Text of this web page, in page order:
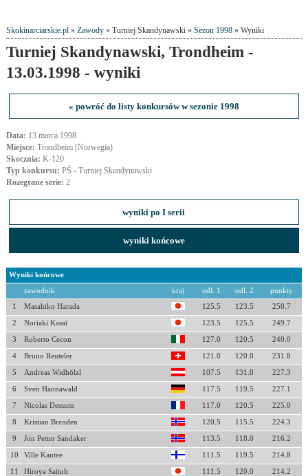
Skokinarciarskie.pl» Zawody» Turniej Skandynawski » Sezon 1998» Wyniki
Turniej Skandynawski, Trondheim -
13.03.1998 - wyniki
« powróć do listy konkursów w sezonie 1998
Data: 13 marca 1998
Miejsce: Trondheim (Norwegia)
Skocznia: K-120
Typ konkursu: PŚ - Turniej Skandynawski
Rozegrane serie: 2
wyniki po I serii
wyniki końcowe
Wyniki końcowe
zawodnik kraj odl. 1 odl. 2 punkty
1 Masahiko Harada 125.5 123.5 250.7
2 Noriaki Kasai 123.5 125.5 249.7
3 Roberto Cecon 127.0 120.5 240.0
4 Bruno Reuteler 121.0 120.0 231.8
5 Andreas Widhölzl 107.5 131.0 227.3
6 Sven Hannawald 117.5 119.5 227.1
7 Nicolas Dessum 117.0 120.5 225.0
8 Kristian Brenden 120.5 115.5 224.3
9 Jon Petter Sandaker 113.5 118.0 216.2
10 Ville Kantee 111.5 119.5 214.8
11 Hiroya Saitoh 111.5 120.0 214.2